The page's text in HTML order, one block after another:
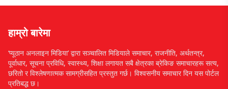
हाम्रो बारेमा
‘प्यूठान अनलाइन मिडिया’ द्वारा सञ्चालित मिडियाले समाचार, राजनीति, अर्थतन्त्र,
पूर्वाधार, सूचना प्रविधि, स्वास्थ्य, शिक्षा लगायत सबै क्षेत्रका ब्रेकिङ समाचारहरू सत्य,
छरितो र विश्लेषणात्मक सामग्रीसहित प्रस्तुत गर्छ। विश्वसनीय समाचार दिन यस पोर्टल
प्रतिबद्ध छ।